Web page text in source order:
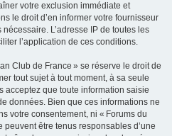
votre exclusion immédiate et
le droit d’en informer votre fournisseur
L’adresse IP de toutes les
l’application de ces conditions.
Club de France » se réserve le droit de
tout sujet à tout moment, à sa seule
acceptez que toute information saisie
données. Bien que ces informations ne
votre consentement, ni « Forums du
être tenus responsables d’une